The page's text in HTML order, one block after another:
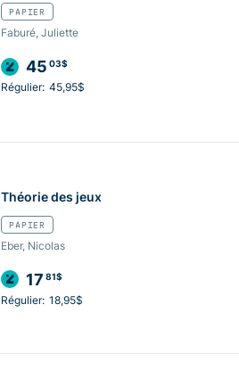
PAPIER
Faburé, Juliette
45 03$
Régulier: 45,95$
Théorie des jeux
PAPIER
Eber, Nicolas
17 81$
Régulier: 18,95$